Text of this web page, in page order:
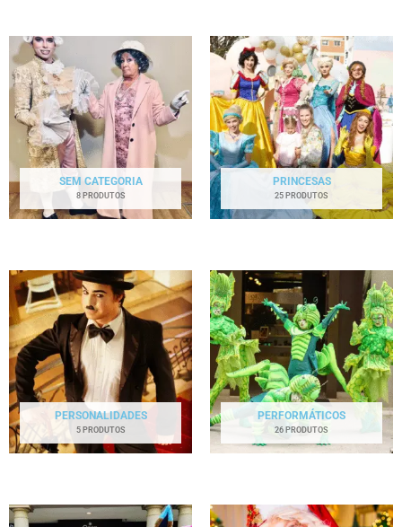
SEM CATEGORIA
8 PRODUTOS
PRINCESAS
25 PRODUTOS
PERSONALIDADES
5 PRODUTOS
PERFORMÁTICOS
26 PRODUTOS